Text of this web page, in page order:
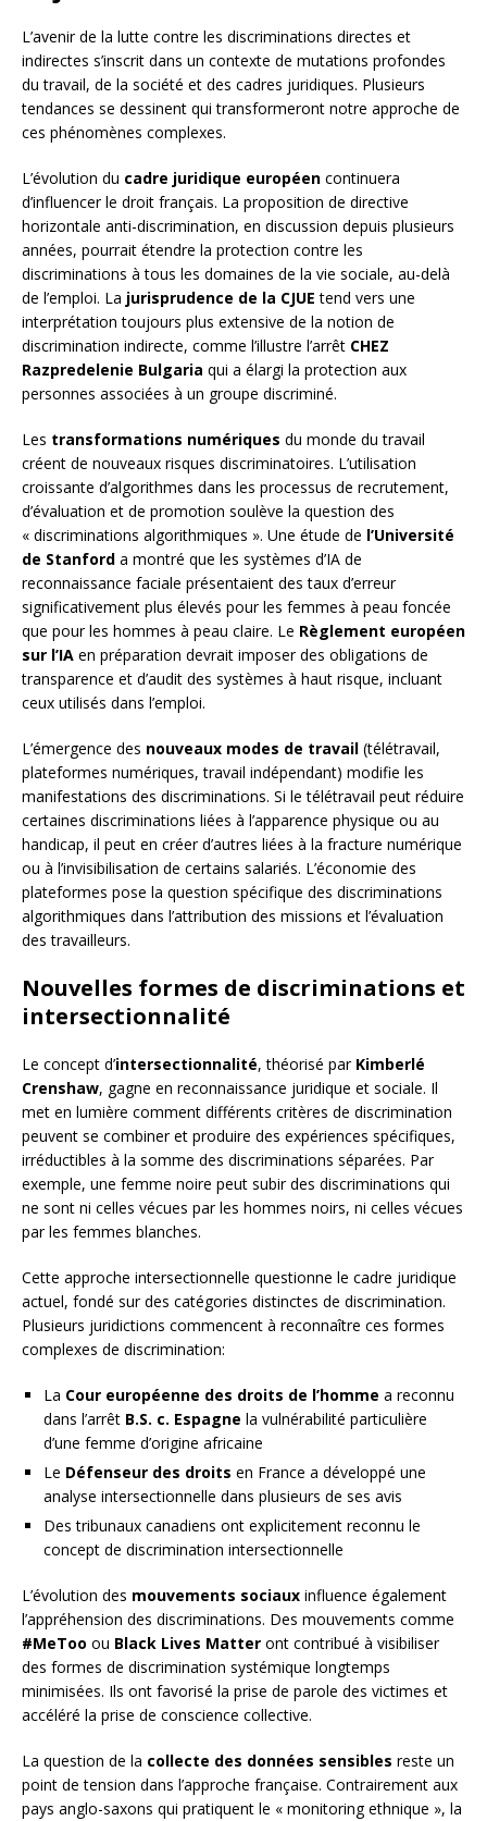
L’avenir de la lutte contre les discriminations directes et
indirectes s’inscrit dans un contexte de mutations profondes
du travail, de la société et des cadres juridiques. Plusieurs
tendances se dessinent qui transformeront notre approche de
ces phénomènes complexes.
L’évolution du cadre juridique européen continuera
d’influencer le droit français. La proposition de directive
horizontale anti-discrimination, en discussion depuis plusieurs
années, pourrait étendre la protection contre les
discriminations à tous les domaines de la vie sociale, au-delà
de l’emploi. La jurisprudence de la CJUE tend vers une
interprétation toujours plus extensive de la notion de
discrimination indirecte, comme l’illustre l’arrêt CHEZ
Razpredelenie Bulgaria qui a élargi la protection aux
personnes associées à un groupe discriminé.
Les transformations numériques du monde du travail
créent de nouveaux risques discriminatoires. L’utilisation
croissante d’algorithmes dans les processus de recrutement,
d’évaluation et de promotion soulève la question des
« discriminations algorithmiques ». Une étude de l’Université
de Stanford a montré que les systèmes d’IA de
reconnaissance faciale présentaient des taux d’erreur
significativement plus élevés pour les femmes à peau foncée
que pour les hommes à peau claire. Le Règlement européen
sur l’IA en préparation devrait imposer des obligations de
transparence et d’audit des systèmes à haut risque, incluant
ceux utilisés dans l’emploi.
L’émergence des nouveaux modes de travail (télétravail,
plateformes numériques, travail indépendant) modifie les
manifestations des discriminations. Si le télétravail peut réduire
certaines discriminations liées à l’apparence physique ou au
handicap, il peut en créer d’autres liées à la fracture numérique
ou à l’invisibilisation de certains salariés. L’économie des
plateformes pose la question spécifique des discriminations
algorithmiques dans l’attribution des missions et l’évaluation
des travailleurs.
Nouvelles formes de discriminations et
intersectionnalité
Le concept d’intersectionnalité, théorisé par Kimberlé
Crenshaw, gagne en reconnaissance juridique et sociale. Il
met en lumière comment différents critères de discrimination
peuvent se combiner et produire des expériences spécifiques,
irréductibles à la somme des discriminations séparées. Par
exemple, une femme noire peut subir des discriminations qui
ne sont ni celles vécues par les hommes noirs, ni celles vécues
par les femmes blanches.
Cette approche intersectionnelle questionne le cadre juridique
actuel, fondé sur des catégories distinctes de discrimination.
Plusieurs juridictions commencent à reconnaître ces formes
complexes de discrimination:
La Cour européenne des droits de l’homme a reconnu
dans l’arrêt B.S. c. Espagne la vulnérabilité particulière
d’une femme d’origine africaine
Le Défenseur des droits en France a développé une
analyse intersectionnelle dans plusieurs de ses avis
Des tribunaux canadiens ont explicitement reconnu le
concept de discrimination intersectionnelle
L’évolution des mouvements sociaux influence également
l’appréhension des discriminations. Des mouvements comme
#MeToo ou Black Lives Matter ont contribué à visibiliser
des formes de discrimination systémique longtemps
minimisées. Ils ont favorisé la prise de parole des victimes et
accéléré la prise de conscience collective.
La question de la collecte des données sensibles reste un
point de tension dans l’approche française. Contrairement aux
pays anglo-saxons qui pratiquent le « monitoring ethnique », la